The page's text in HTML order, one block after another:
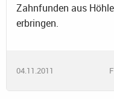
Zahnfunden aus
erbringen.
04.11.2011